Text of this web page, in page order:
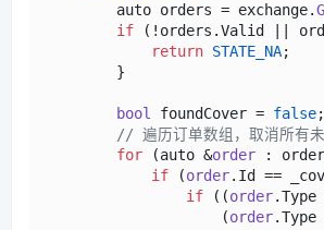
        auto orders = exchange.
if (!orders.Valid ||
return STATE_NA;
        }
bool foundCover = false
// 遍历订单数组，取消所有
for (auto &order :
if (order. Id
==
if ((order.Type
                    (
order.Type